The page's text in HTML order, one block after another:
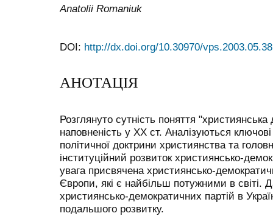
Anatolii Romaniuk
DOI: http://dx.doi.org/10.30970/vps.2003.05.38
АНОТАЦІЯ
Розглянуто сутність поняття "християнська
наповненість у XX ст. Аналізуються
політичної доктрини християнства та
інституційний розвиток християнсько-
увага присвячена християнсько-
Європи, які є найбільш потужними в світі.
християнсько-демократичних партій в
подальшого розвитку.